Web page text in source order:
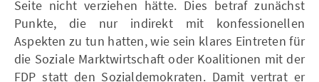
Seite nicht verziehen hätte. Dies betraf zunächst
Punkte, die nur indirekt mit konfessionellen
Aspekten zu tun hatten, wie sein klares Eintreten für
die Soziale Marktwirtschaft oder Koalitionen mit der
FDP statt den Sozialdemokraten. Damit vertrat er